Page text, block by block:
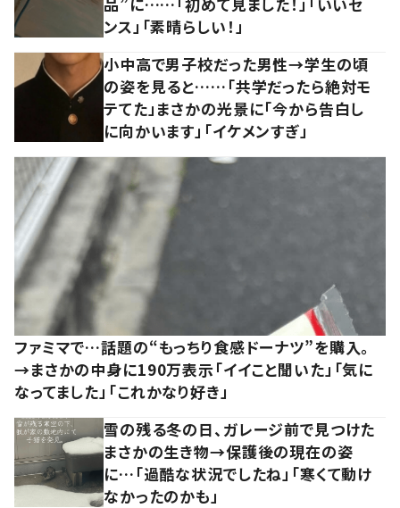
ンス」「素晴らしい！」
小中高で男子校だった男性→学生の頃
の姿を見ると……「共学だったら絶対モ
テてた」まさかの光景に「今から告白し
に向かいます」「イケメンすぎ」
ファミマで…話題の“もっちり食感ドーナツ”を購入。
→まさかの中身に190万表示「イイこと聞いた」「気に
なってました」「これかなり好き」
雪の残る冬の日、ガレージ前で見つけた
まさかの生き物→保護後の現在の姿
に…「過酷な状況でしたね」「寒くて動け
なかったのかも」